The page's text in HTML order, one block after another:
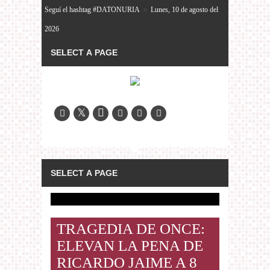
Seguí el hashtag #DATONURIA » Lunes, 10 de agosto del
2026
TRAGEDIA DE ONCE:
ELEVAN LA PENA DE
RICARDO JAIME A 8